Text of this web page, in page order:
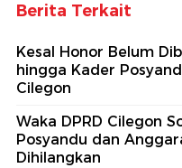
Berita Terkait
Kesal Honor Belum
hingga Kader
Cilegon
Waka DPRD Cilegon
Posyandu dan
Dihilangkan